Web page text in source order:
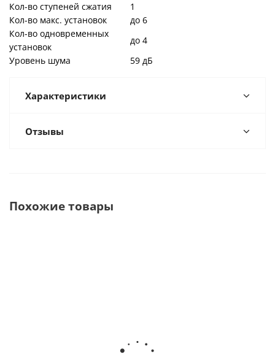
Кол-во ступеней сжатия
1
Кол-во макс. установок
до 6
Кол-во одновременных
установок
до 4
Уровень шума
59 дБ
Характеристики
Отзывы
Похожие товары